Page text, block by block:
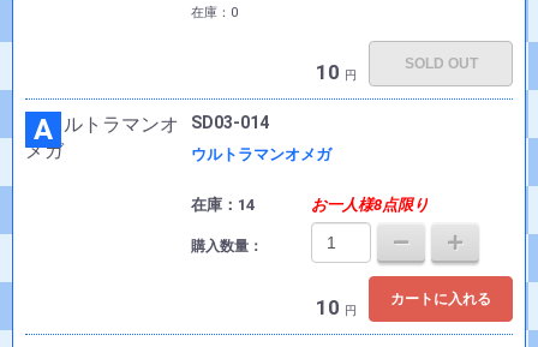
在庫：0
10 円
SOLD OUT
A SD03-014
ウルトラマンオメガ
在庫：14 お一人様8点限り
購入数量：
10 円
カートに入れる